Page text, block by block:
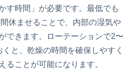
す時間」が必要です。最低でも
休ませることで、内部の湿気や
できます。ローテーションで2〜
と、乾燥の時間を確保しやすく
ることが可能になります。